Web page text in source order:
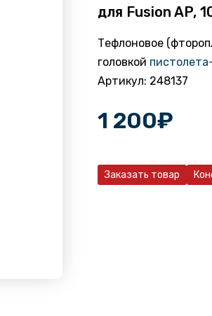
для Fusion AP,
Тефлоновое
головкой
Артикул: 248137
1 200₽
Заказать товар